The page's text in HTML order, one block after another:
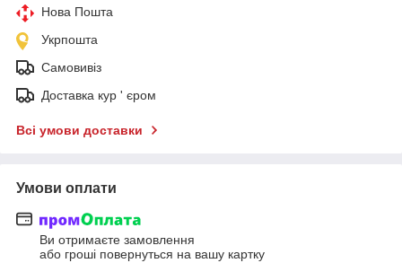
Нова Пошта
Укрпошта
Самовивіз
Доставка кур ' єром
Всі умови доставки
Умови оплати
Ви отримаєте замовлення
або гроші повернуться на вашу картку